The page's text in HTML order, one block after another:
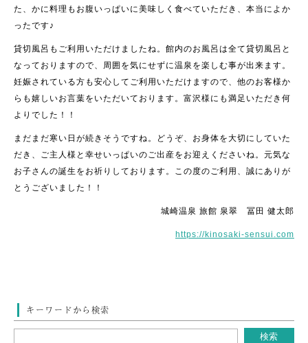
た、かに料理もお腹いっぱいに美味しく食べていただき、本当によか
ったです♪
貸切風呂もご利用いただけましたね。館内のお風呂は全て貸切風呂と
なっておりますので、周囲を気にせずに温泉を楽しむ事が出来ます。
妊娠されている方も安心してご利用いただけますので、他のお客様か
らも嬉しいお言葉をいただいております。富沢様にも満足いただき何
よりでした！！
まだまだ寒い日が続きそうですね。どうぞ、お身体を大切にしていた
だき、ご主人様と幸せいっぱいのご出産をお迎えくださいね。元気な
お子さんの誕生をお祈りしております。この度のご利用、誠にありが
とうございました！！
城崎温泉 旅館 泉翠 冨田 健太郎
https://kinosaki-sensui.com
キーワードから検索